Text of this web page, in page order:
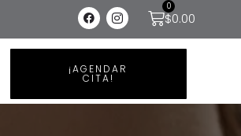
$0.00
0
¡AGENDAR
CITA!